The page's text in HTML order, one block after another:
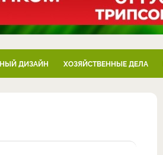
ДИЗАЙН ХОЗЯЙСТВЕННЫЕ ДЕЛА